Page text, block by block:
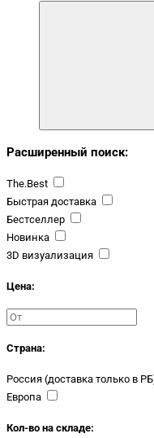
Расширенный поиск:
The.Best
Быстрая доставка
Бестселлер
Новинка
3D визуализация
Цена:
Страна:
Россия (доставка только в
Европа
Кол-во на складе: